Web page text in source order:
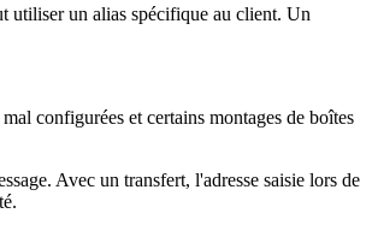
utiliser un alias spécifique au client. Un
configurées et certains montages de boîtes
Avec un transfert, l'adresse saisie lors de